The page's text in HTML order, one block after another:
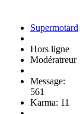
Supermotard
Hors ligne
Modératreur
Message:
561
Karma: 11